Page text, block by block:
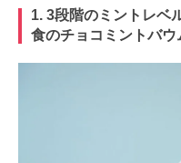
1. 3段階のミントレベ
食のチョコミントバ